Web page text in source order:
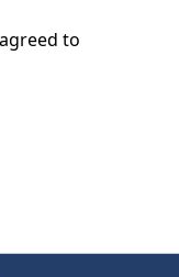
to